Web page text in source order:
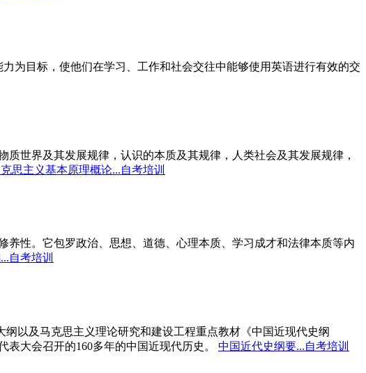
为目标，使他们在学习、工作和社会交往中能够使用英语进行有效的交
世界及其发展规律，认识的本质及其规律，人类社会及其发展规律，
思主义基本原理概论...自考培训
养性。它包罗政治、思想、道德、心理本质、学习成才和法律本质等内
自考培训
以及马克思主义理论研究和建设工程重点教材《中国近现代史纲
大会召开的160多年的中国近现代历史。
中国近代史纲要...自考培训